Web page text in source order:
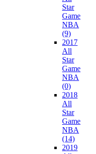
Star
Game
NBA
(9)
2017
All
Star
Game
NBA
(0)
2018
All
Star
Game
NBA
(14)
2019